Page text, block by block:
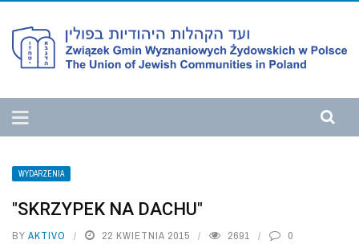
WYDARZENIA
"SKRZYPEK NA DACHU"
BY AKTIVO 22 KWIETNIA 2015 2691 0